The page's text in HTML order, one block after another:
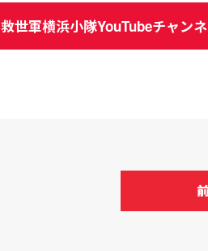
救世軍横浜小隊YouTubeチャン